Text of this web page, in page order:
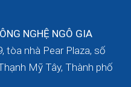
NGHỆ NGÔ GIA
tòa nhà Pear Plaza, số
Mỹ Tây, Thành phố